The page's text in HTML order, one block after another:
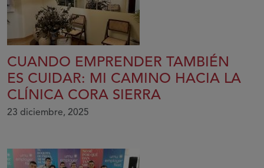
CUANDO EMPRENDER TAMBIÉN
ES CUIDAR: MI CAMINO HACIA LA
CLÍNICA CORA SIERRA
23 diciembre, 2025